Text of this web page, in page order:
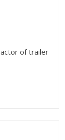
of trailer